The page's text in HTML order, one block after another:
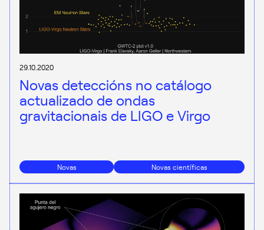
29.10.2020
Novas deteccións no catálogo
actualizado de ondas
gravitacionais de LIGO e Virgo
Novas Novas científicas